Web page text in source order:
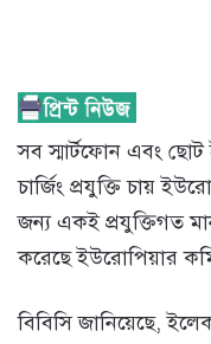
সব স্মার্টফোন এবং ছোট
চার্জিং প্রযুক্তি চায়
জন্য একই প্রযুক্তিগত
করেছে ইউরোপিয়ার
বিবিসি জানিয়েছে,